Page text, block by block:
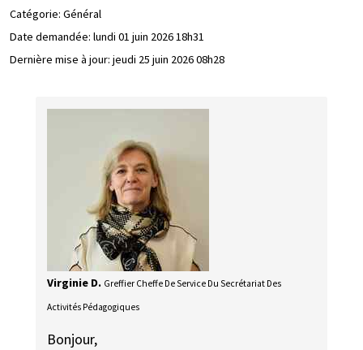
Catégorie: Général
Date demandée: lundi 01 juin 2026 18h31
Dernière mise à jour: jeudi 25 juin 2026 08h28
Virginie D. Greffier Cheffe De Service Du Secrétariat Des
Activités Pédagogiques
Bonjour,